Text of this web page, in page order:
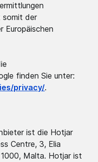
somit der
Europäischen
finden Sie unter:
privacy/.
ist die Hotjar
Centre, 3, Elia
Malta. Hotjar ist